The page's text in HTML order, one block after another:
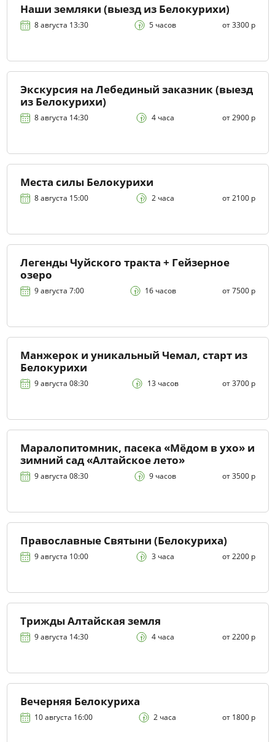
Наши земляки (выезд из Белокурихи)
8 августа 13:30 5 часов от 3300 р
Экскурсия на Лебединый заказник (выезд
из Белокурихи)
8 августа 14:30 4 часа от 2900 р
Места силы Белокурихи
8 августа 15:00 2 часа от 2100 р
Легенды Чуйского тракта + Гейзерное
озеро
9 августа 7:00 16 часов от 7500 р
Манжерок и уникальный Чемал, старт из
Белокурихи
9 августа 08:30 13 часов от 3700 р
Маралопитомник, пасека «Мёдом в ухо» и
зимний сад «Алтайское лето»
9 августа 08:30 9 часов от 3500 р
Православные Святыни (Белокуриха)
9 августа 10:00 3 часа от 2200 р
Трижды Алтайская земля
9 августа 14:30 4 часа от 2200 р
Вечерняя Белокуриха
10 августа 16:00 2 часа от 1800 р